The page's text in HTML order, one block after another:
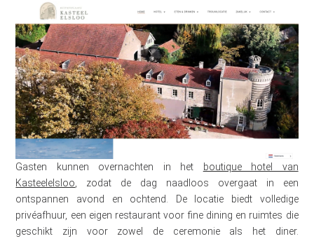
Gasten kunnen overnachten in het
boutique hotel van
Kasteelelsloo , zodat de dag naadloos overgaat in een
ontspannen avond en ochtend. De locatie biedt volledige
privéafhuur, een eigen restaurant voor fine dining en ruimtes die
geschikt zijn voor zowel de ceremonie als het diner.